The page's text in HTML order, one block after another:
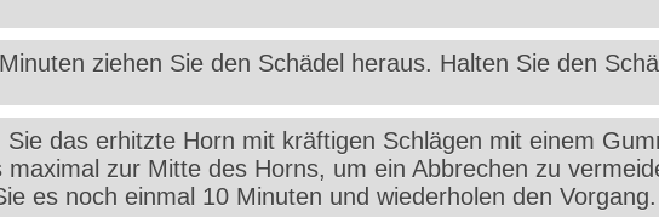
ziehen Sie den Schädel heraus. Halten Sie den
Sie das erhitzte Horn mit kräftigen Schlägen mit einem
maximal zur Mitte des Horns, um ein Abbrechen zu
es noch einmal 10 Minuten und wiederholen den Vorgang.